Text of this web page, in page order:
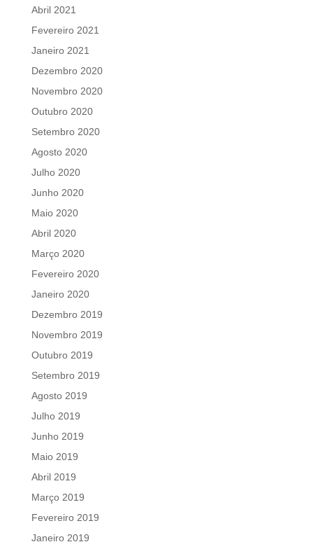
Abril 2021
Fevereiro 2021
Janeiro 2021
Dezembro 2020
Novembro 2020
Outubro 2020
Setembro 2020
Agosto 2020
Julho 2020
Junho 2020
Maio 2020
Abril 2020
Março 2020
Fevereiro 2020
Janeiro 2020
Dezembro 2019
Novembro 2019
Outubro 2019
Setembro 2019
Agosto 2019
Julho 2019
Junho 2019
Maio 2019
Abril 2019
Março 2019
Fevereiro 2019
Janeiro 2019